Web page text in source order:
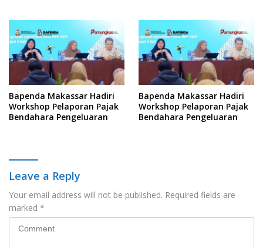
Bapenda Makassar Hadiri
Workshop Pelaporan Pajak
Bendahara Pengeluaran
Bapenda Makassar Hadiri
Workshop Pelaporan Pajak
Bendahara Pengeluaran
Leave a Reply
Your email address will not be published. Required fields are
marked *